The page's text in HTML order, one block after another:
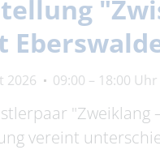
2026 09:00 – 18:00 Uhr
vereint